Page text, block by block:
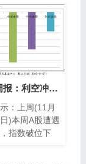
天天基金周报：利空冲击有限 结构性行情仍将延续
：上周(11月
)本周A股遭遇
指数破位下